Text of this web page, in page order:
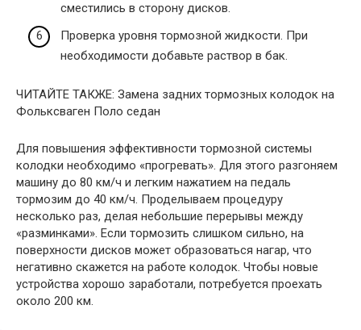
сместились в сторону дисков.
Проверка уровня тормозной жидкости. При
необходимости добавьте раствор в бак.
ЧИТАЙТЕ ТАКЖЕ: Замена задних тормозных колодок на
Фольксваген Поло седан
Для повышения эффективности тормозной системы
колодки необходимо «прогревать». Для этого разгоняем
машину до 80 км/ч и легким нажатием на педаль
тормозим до 40 км/ч. Проделываем процедуру
несколько раз, делая небольшие перерывы между
«разминками». Если тормозить слишком сильно, на
поверхности дисков может образоваться нагар, что
негативно скажется на работе колодок. Чтобы новые
устройства хорошо заработали, потребуется проехать
около 200 км.